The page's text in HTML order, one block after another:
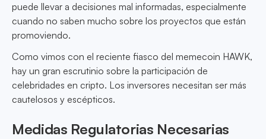
puede llevar a decisiones mal informadas, especialmente
cuando no saben mucho sobre los proyectos que están
promoviendo.
Como vimos con el reciente fiasco del memecoin HAWK,
hay un gran escrutinio sobre la participación de
celebridades en cripto. Los inversores necesitan ser más
cautelosos y escépticos.
Medidas Regulatorias Necesarias